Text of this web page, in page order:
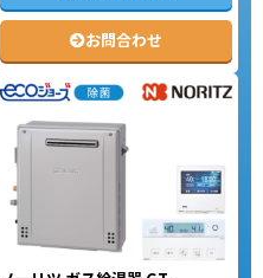
お問合わせ